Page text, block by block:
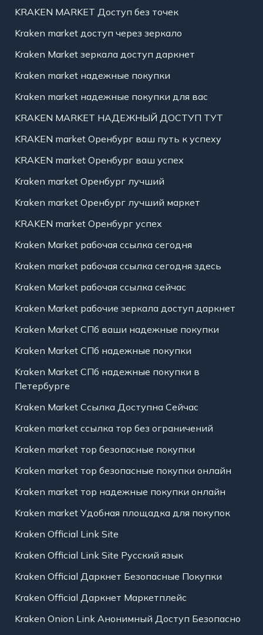
KRAKEN MARKET Доступ без точек
Kraken market доступ через зеркало
Kraken Market зеркала доступ даркнет
Kraken market надежные покупки
Kraken market надежные покупки для вас
KRAKEN MARKET НАДЕЖНЫЙ ДОСТУП ТУТ
KRAKEN market Оренбург ваш путь к успеху
KRAKEN market Оренбург ваш успех
Kraken market Оренбург лучший
Kraken market Оренбург лучший маркет
KRAKEN market Оренбург успех
Kraken Market рабочая ссылка сегодня
Kraken market рабочая ссылка сегодня здесь
Kraken Market рабочая ссылка сейчас
Kraken Market рабочие зеркала доступ даркнет
Kraken Market СПб ваши надежные покупки
Kraken Market СПб надежные покупки
Kraken Market СПб надежные покупки в
Петербурге
Kraken Market Ссылка Доступна Сейчас
Kraken market ссылка тор без ограничений
Kraken market тор безопасные покупки
Kraken market тор безопасные покупки онлайн
Kraken market тор надежные покупки онлайн
Kraken market Удобная площадка для покупок
Kraken Official Link Site
Kraken Official Link Site Русский язык
Kraken Official Даркнет Безопасные Покупки
Kraken Official Даркнет Маркетплейс
Kraken Onion Link Анонимный Доступ Безопасно